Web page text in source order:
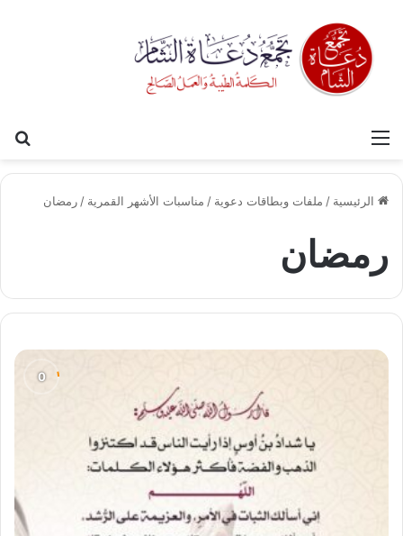
القائمة
الرئيسية / ملفات وبطاقات دعوية / مناسبات الأشهر القمرية /رمضان
رمضان